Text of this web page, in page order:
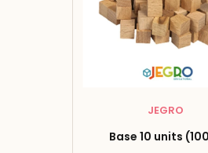
JEGRO
Base 10 units